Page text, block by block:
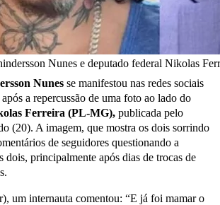
Nunes e deputado federal Nikolas
Nunes se manifestou nas redes sociais
a repercussão de uma foto ao lado do
Ferreira (PL-MG), publicada pelo
(20). A imagem, que mostra os dois sorrindo
de seguidores questionando a
dois, principalmente após dias de trocas de
um internauta comentou: “E já foi mamar o